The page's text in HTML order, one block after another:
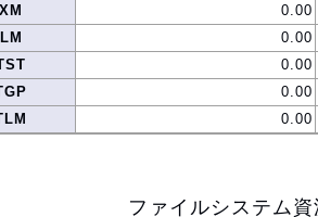
0.00
0.00
0.00
0.00
0.00
ファイルシステム資